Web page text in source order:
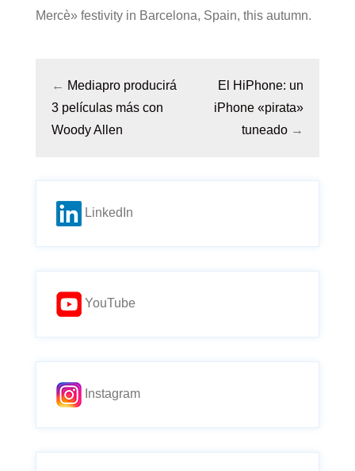
Mercè» festivity in Barcelona, Spain, this autumn.
← Mediapro producirá
3 películas más con
Woody Allen
El HiPhone: un
iPhone «pirata»
tuneado →
LinkedIn
YouTube
Instagram